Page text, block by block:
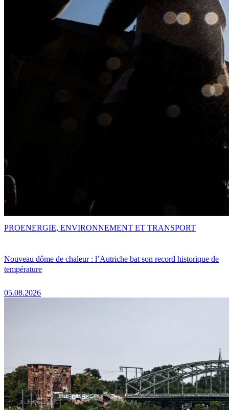
Nouveau dôme de chaleur : l’Autriche bat son record historique de
température
05.08.2026
PROENERGIE, ENVIRONNEMENT ET TRANSPORT